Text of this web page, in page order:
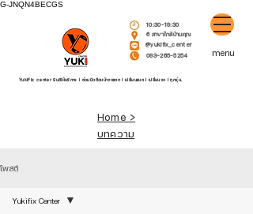
G-JNQN4BECGS
10:30-19:30
6 สาขาใกล้บ้านคุณ
@yukifix_center
093-265-5254
YukiFix center ยินดีให้บริการ l ซ่อมมือถือหน้าจอแตก l เปลี่ยนแบต l เปลี่ยนจอ l ทุกรุ่น.
menu
Home >
บทความ
โพสต์
Yukifix Center